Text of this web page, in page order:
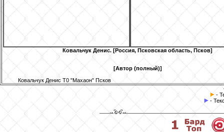
Ковальчук Денис. [Россия, Псковская область, Псков]
[Автор (полный)]
Ковальчук Денис Т0 "Махаон" Псков
-
-